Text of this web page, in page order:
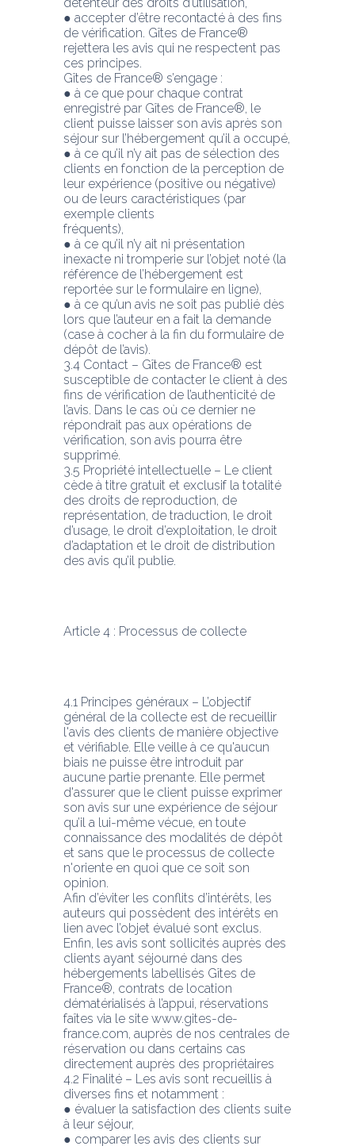
● accepter d’être recontacté à des fins
de vérification. Gîtes de France®
rejettera les avis qui ne respectent pas
ces principes.
Gîtes de France® s’engage :
● à ce que pour chaque contrat
enregistré par Gîtes de France®, le
client puisse laisser son avis après son
séjour sur l’hébergement qu’il a occupé,
● à ce qu’il n’y ait pas de sélection des
clients en fonction de la perception de
leur expérience (positive ou négative)
ou de leurs caractéristiques (par
exemple clients
fréquents),
● à ce qu’il n’y ait ni présentation
inexacte ni tromperie sur l’objet noté (la
référence de l’hébergement est
reportée sur le formulaire en ligne),
● à ce qu’un avis ne soit pas publié dès
lors que l’auteur en a fait la demande
(case à cocher à la fin du formulaire de
dépôt de l’avis).
3.4 Contact – Gîtes de France® est
susceptible de contacter le client à des
fins de vérification de l’authenticité de
l’avis. Dans le cas où ce dernier ne
répondrait pas aux opérations de
vérification, son avis pourra être
supprimé.
3.5 Propriété intellectuelle – Le client
cède à titre gratuit et exclusif la totalité
des droits de reproduction, de
représentation, de traduction, le droit
d’usage, le droit d’exploitation, le droit
d’adaptation et le droit de distribution
des avis qu’il publie.
Article 4 : Processus de collecte
4.1 Principes généraux – L’objectif
général de la collecte est de recueillir
l'avis des clients de manière objective
et vérifiable. Elle veille à ce qu'aucun
biais ne puisse être introduit par
aucune partie prenante. Elle permet
d'assurer que le client puisse exprimer
son avis sur une expérience de séjour
qu’il a lui-même vécue, en toute
connaissance des modalités de dépôt
et sans que le processus de collecte
n'oriente en quoi que ce soit son
opinion.
Afin d’éviter les conflits d’intérêts, les
auteurs qui possèdent des intérêts en
lien avec l’objet évalué sont exclus.
Enfin, les avis sont sollicités auprès des
clients ayant séjourné dans des
hébergements labellisés Gîtes de
France®, contrats de location
dématérialisés à l’appui, réservations
faîtes via le site www.gites-de-
france.com, auprès de nos centrales de
réservation ou dans certains cas
directement auprès des propriétaires
4.2 Finalité – Les avis sont recueillis à
diverses fins et notamment :
● évaluer la satisfaction des clients suite
à leur séjour,
● comparer les avis des clients sur